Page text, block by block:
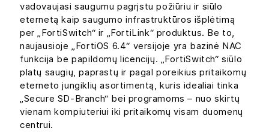
vadovaujasi saugumu pagrįstu požiūriu ir siūlo
eternetą kaip saugumo infrastruktūros išplėtimą
per „FortiSwitch“ ir „FortiLink“ produktus. Be to,
naujausioje „FortiOS 6.4“ versijoje yra bazinė NAC
funkcija be papildomų licencijų. „FortiSwitch“ siūlo
platų saugių, paprastų ir pagal poreikius pritaikomų
eterneto jungiklių asortimentą, kuris idealiai tinka
„Secure SD-Branch“ bei programoms – nuo skirtų
vienam kompiuteriui iki pritaikomų visam duomenų
centrui.